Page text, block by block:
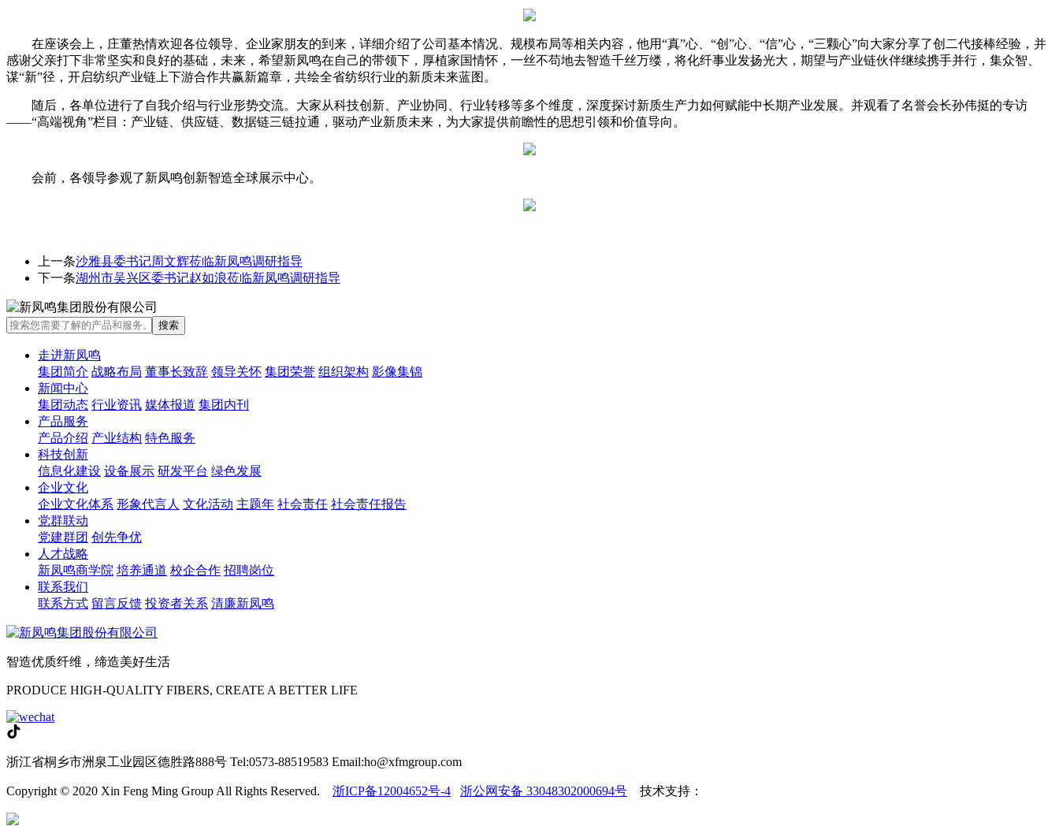
在座谈会上，庄董热情欢迎各位领导、企业家朋友的到来，详细介绍了公司基本情况、规模布局等相关内容，他用“真”心、“创”心、“信”心，“三颗心”向大家分享了创二代接棒经验，并
感谢父亲打下非常坚实和良好的基础，未来，希望新凤鸣在自己的带领下，厚植家国情怀，一丝不苟地去智造千丝万缕，将化纤事业发扬光大，期望与产业链伙伴继续携手并行，集众智、
谋“新”径，开启纺织产业链上下游合作共赢新篇章，共绘全省纺织行业的新质未来蓝图。
随后，各单位进行了自我介绍与行业形势交流。大家从科技创新、产业协同、行业转移等多个维度，深度探讨新质生产力如何赋能中长期产业发展。并观看了名誉会长孙伟挺的专访
——“高端视角”栏目：产业链、供应链、数据链三链拉通，驱动产业新质未来，为大家提供前瞻性的思想引领和价值导向。
会前，各领导参观了新凤鸣创新智造全球展示中心。
上一条沙雅县委书记周文辉莅临新凤鸣调研指导
下一条湖州市吴兴区委书记赵如浪莅临新凤鸣调研指导
走进新凤鸣
集团简介 战略布局 董事长致辞 领导关怀 集团荣誉 组织架构 影像集锦
新闻中心
集团动态 行业资讯 媒体报道 集团内刊
产品服务
产品介绍 产业结构 特色服务
科技创新
信息化建设 设备展示 研发平台 绿色发展
企业文化
企业文化体系 形象代言人 文化活动 主题年 社会责任 社会责任报告
党群联动
党建群团 创先争优
人才战略
新凤鸣商学院 培养通道 校企合作 招聘岗位
联系我们
联系方式 留言反馈 投资者关系 清廉新凤鸣
智造优质纤维，缔造美好生活
PRODUCE HIGH-QUALITY FIBERS, CREATE A BETTER LIFE
浙江省桐乡市洲泉工业园区德胜路888号 Tel:0573-88519583 Email:ho@xfmgroup.com
Copyright © 2020 Xin Feng Ming Group All Rights Reserved. 浙ICP备12004652号-4 浙公网安备 33048302000694号 技术支持：